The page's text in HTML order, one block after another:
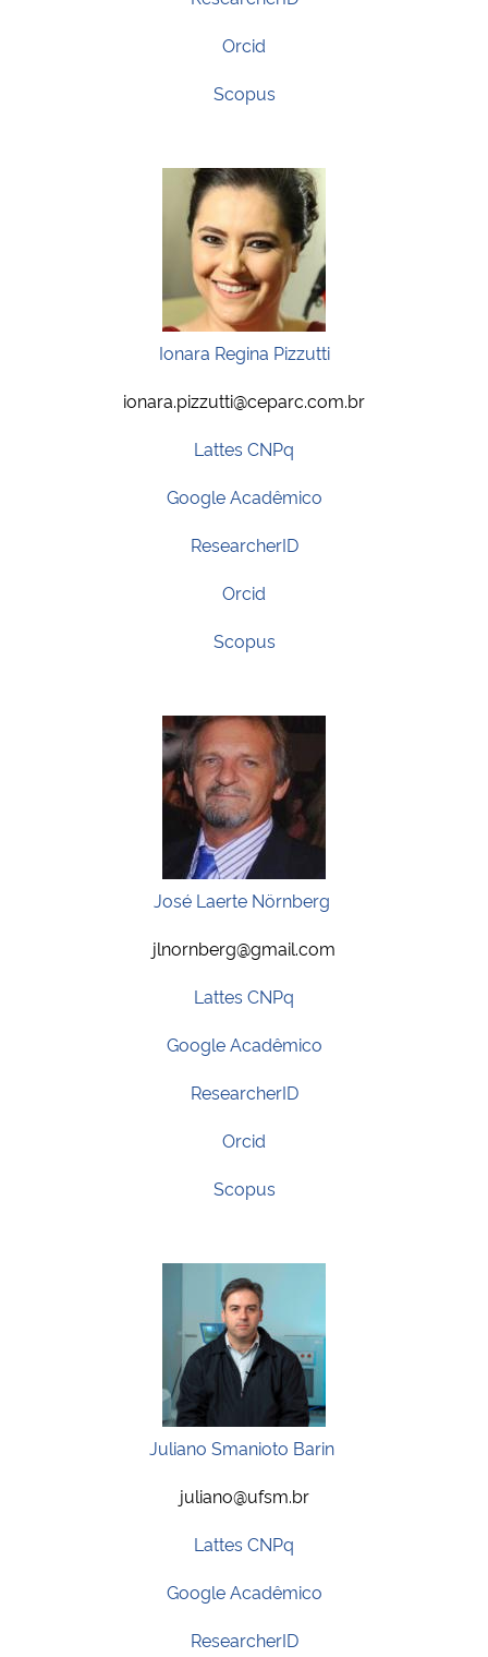
Orcid
Scopus
Ionara Regina Pizzutti
ionara.pizzutti@ceparc.com.br
Lattes CNPq
Google Acadêmico
ResearcherID
Orcid
Scopus
José Laerte Nörnberg
jlnornberg@gmail.com
Lattes CNPq
Google Acadêmico
ResearcherID
Orcid
Scopus
Juliano Smanioto Barin
juliano@ufsm.br
Lattes CNPq
Google Acadêmico
ResearcherID